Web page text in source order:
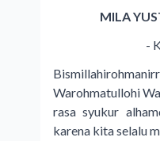
MILA
-
Warohmatullohi
rasa syukur
karena kita selalu